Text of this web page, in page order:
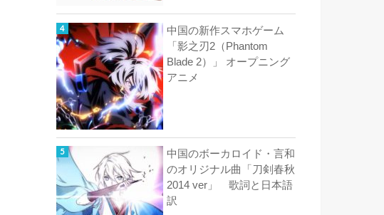
中国の新作スマホゲーム
「影之刃2（Phantom
Blade 2）」 オープニング
アニメ
中国のボーカロイド・言和
のオリジナル曲「刀剣春秋
2014 ver」 歌詞と日本語
訳